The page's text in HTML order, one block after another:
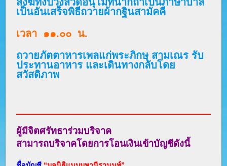
เป็นอันเสร็จพิธีถวายผ้ากฐินสามัคคี
เวลา ๑๑.๐๐ น.
ถวายภัตตาหารเพลแก่พระภิกษุ สามเณร รับ
ประทานอาหาร และเดินทางกลับโดย
สวัสดิภาพ
ผู้มีจิตศรัทธาร่วมบริจาค
สามารถบริจาคโดยการโอนเงินเข้าบัญชีดังนี้